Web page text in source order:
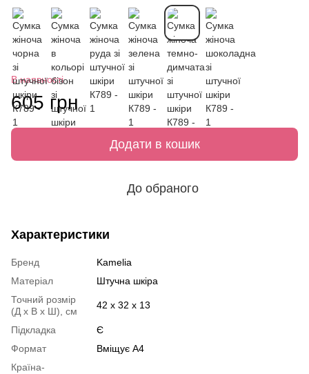
В наявності
605 грн
Додати в кошик
До обраного
Характеристики
Бренд
Kamelia
Матеріал
Штучна шкіра
Точний розмір
(Д х В х Ш), см
42 х 32 х 13
Підкладка
Є
Формат
Вміщує А4
Країна-